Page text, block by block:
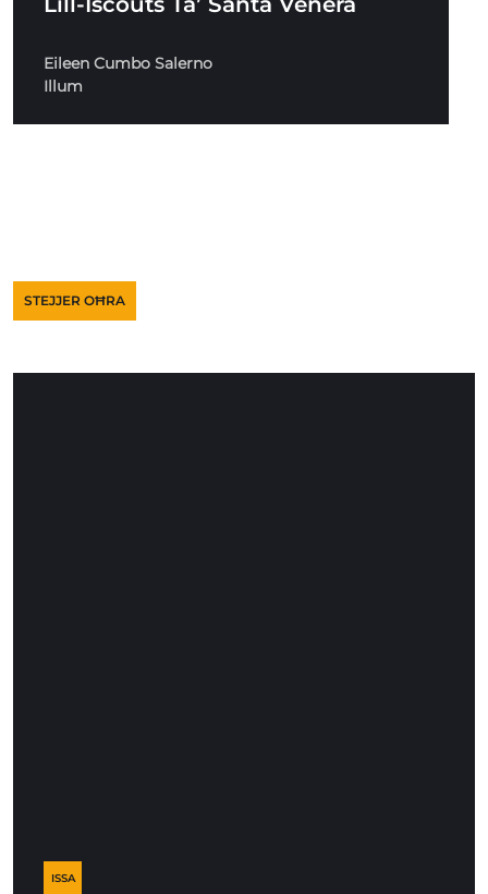
Eileen Cumbo Salerno
Illum
STEJJER OĦRA
ISSA